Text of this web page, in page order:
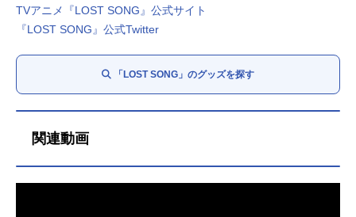
TVアニメ『LOST SONG』公式サイト
『LOST SONG』公式Twitter
「LOST SONG」のグッズを探す
関連動画